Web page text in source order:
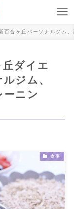
百合ヶ丘パーソナルジム
ダイエ
ジム、
ーニン
食事